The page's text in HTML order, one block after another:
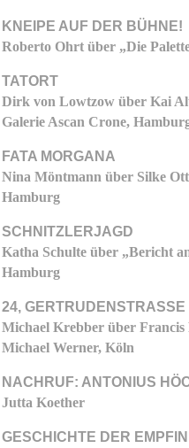
KNEIPE AUF DER BÜHNE!
Roberto Ohrt über „Die
TATORT
Dirk von Lowtzow über Kai
Galerie Ascan Crone,
FATA MORGANA
Nina Möntmann über Silke
Hamburg
SCHNITZLERJAGD
Katha Schulte über „Bericht
Hamburg
24, GERTRUDENSTRASSE
Michael Krebber über
Michael Werner, Köln
NACHRUF: ANTONIUS
Jutta Koether
GESCHICHTE DER